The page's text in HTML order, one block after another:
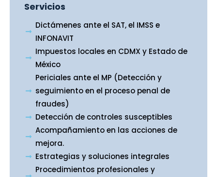
Servicios
Dictámenes ante el SAT, el IMSS e
INFONAVIT
Impuestos locales en CDMX y Estado de
México
Periciales ante el MP (Detección y
seguimiento en el proceso penal de
fraudes)
Detección de controles susceptibles
Acompañamiento en las acciones de
mejora.
Estrategias y soluciones integrales
Procedimientos profesionales y